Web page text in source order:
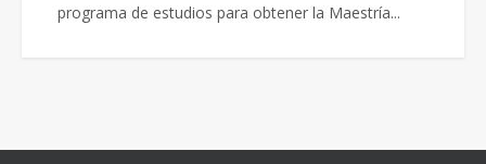
programa de estudios para obtener la Maestría...